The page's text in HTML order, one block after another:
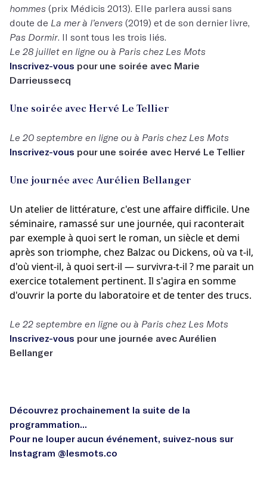
hommes (prix Médicis 2013). Elle parlera aussi sans
doute de La mer à l’envers (2019) et de son dernier livre,
Pas Dormir. Il sont tous les trois liés.
Le 28 juillet en ligne ou à Paris chez Les Mots
Inscrivez-vous pour une soirée avec Marie
Darrieussecq
Une soirée avec Hervé Le Tellier
Le 20 septembre en ligne ou à Paris chez Les Mots
Inscrivez-vous pour une soirée avec Hervé Le Tellier
Une journée avec Aurélien Bellanger
Un atelier de littérature, c'est une affaire difficile. Une
séminaire, ramassé sur une journée, qui raconterait
par exemple à quoi sert le roman, un siècle et demi
après son triomphe, chez Balzac ou Dickens, où va t-il,
d'où vient-il, à quoi sert-il — survivra-t-il ? me parait un
exercice totalement pertinent. Il s'agira en somme
d'ouvrir la porte du laboratoire et de tenter des trucs.
Le 22 septembre en ligne ou à Paris chez Les Mots
Inscrivez-vous pour une journée avec Aurélien
Bellanger
Découvrez prochainement la suite de la
programmation...
Pour ne louper aucun événement, suivez-nous sur
Instagram @lesmots.co